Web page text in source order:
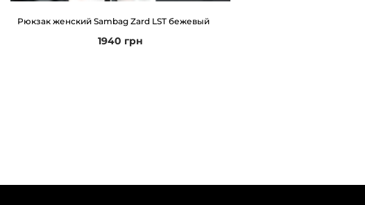
Рюкзак женский Sambag Zard LST бежевый
1940 грн